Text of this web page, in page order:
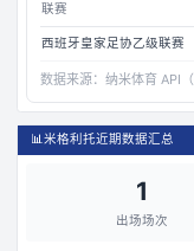
联赛
西班牙皇家足协乙级联赛
数据来源： 纳米体育 API
📊米格利托近期数据汇总
1
出场场次